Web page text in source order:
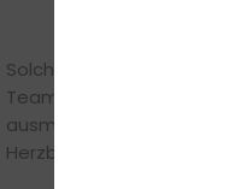
Solche gemeinsamen
Team, sondern zeigen
ausmacht:
Herzblut – auf der